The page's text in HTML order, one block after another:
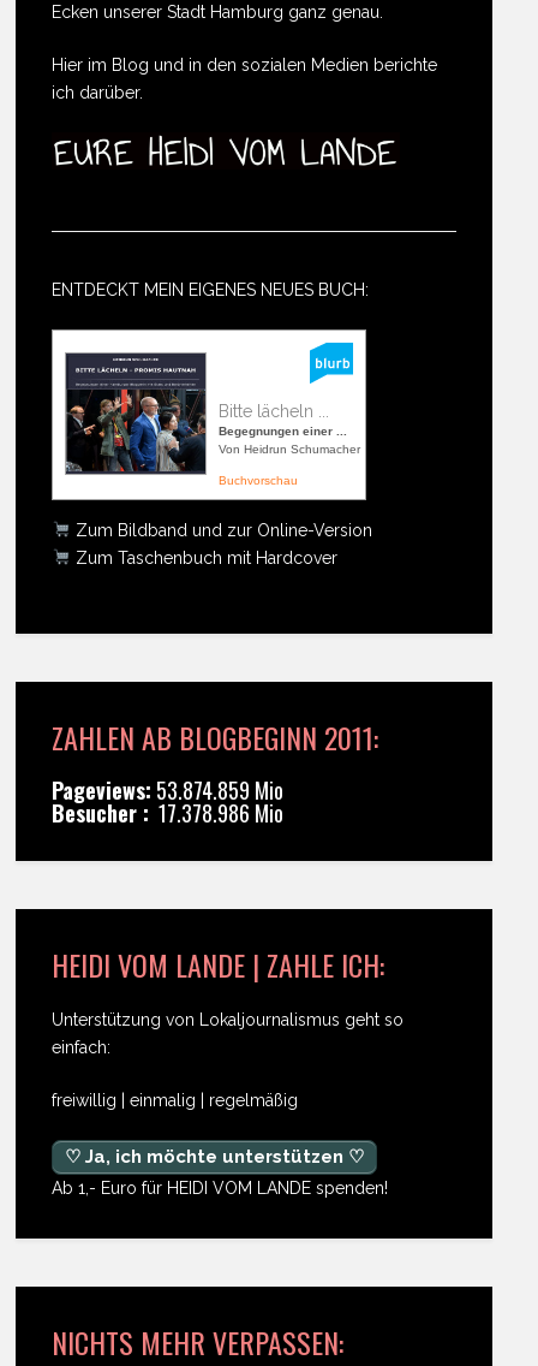
Ecken unserer Stadt Hamburg ganz genau.
Hier im Blog und in den sozialen Medien berichte
ich darüber.
ENTDECKT MEIN EIGENES NEUES BUCH:
Bitte lächeln ...
Begegnungen einer ...
Von Heidrun Schumacher
Buchvorschau
Zum Bildband und zur Online-Version
Zum Taschenbuch mit Hardcover
ZAHLEN AB BLOGBEGINN 2011:
Pageviews: 53.874.859 Mio
Besucher : 17.378.986 Mio
HEIDI VOM LANDE | ZAHLE ICH:
Unterstützung von Lokaljournalismus geht so
einfach:
freiwillig | einmalig | regelmäßig
♡ Ja, ich möchte unterstützen ♡
Ab 1,- Euro für HEIDI VOM LANDE spenden!
NICHTS MEHR VERPASSEN: